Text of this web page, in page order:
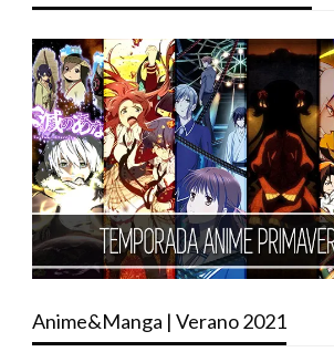
Anime&Manga | Verano 2021